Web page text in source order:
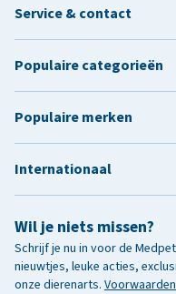
Wil je niets missen?
Schrijf je nu in voor de
nieuwtjes, leuke acties,
onze dierenarts.
Service & contact
Populaire categorieën
Populaire merken
Internationaal